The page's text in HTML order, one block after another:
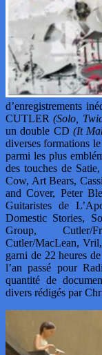
d’enregistrements
CUTLER(Solo,
un double CD (It
diverses formations
parmi les plus
des touches de
Cow, Art Bears,
and Cover, Peter
Guitaristes de
Domestic Stories,
Group, Cutler/
Cutler/MacLean,
garni de 22 heures
l’an passé pour
quantité de
divers rédigés par